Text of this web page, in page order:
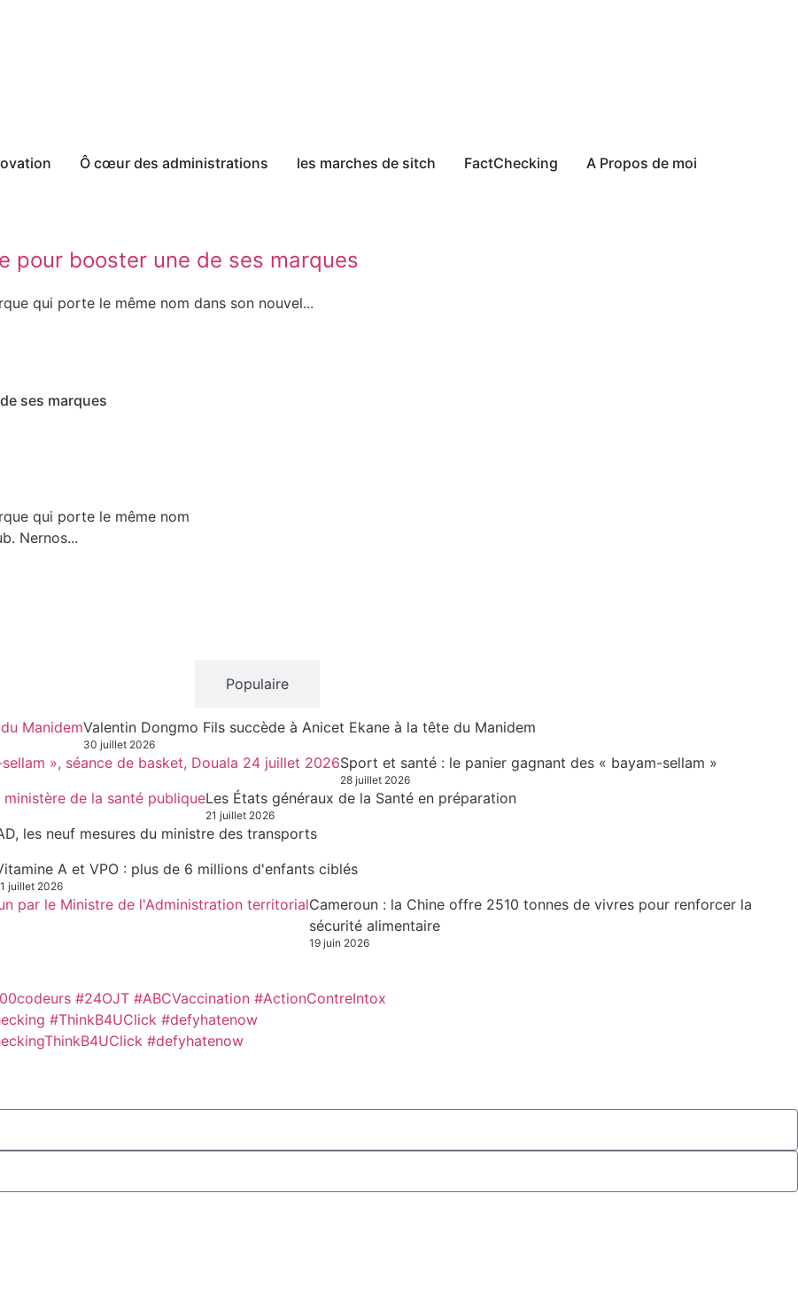
Ô cœur des administrations les marches de sitch FactChecking A Propos de moi
pour booster une de ses marques
qui porte le même nom dans son nouvel...
ses marques
qui porte le même nom
Nernos...
Populaire
Valentin Dongmo Fils succède à Anicet Ekane à la tête du Manidem
30 juillet 2026
Sport et santé : le panier gagnant des « bayam-sellam »
28 juillet 2026
Les États généraux de la Santé en préparation
21 juillet 2026
les neuf mesures du ministre des transports
A et VPO : plus de 6 millions d'enfants ciblés
juillet 2026
Cameroun : la Chine offre 2510 tonnes de vivres pour renforcer la
sécurité alimentaire
19 juin 2026
#24OJT #ABCVaccination #ActionContreIntox
#ThinkB4UClick #defyhatenow
#defyhatenow